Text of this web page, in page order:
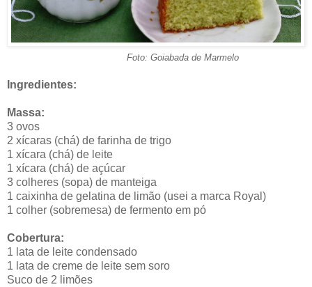
Foto: Goiabada de Marmelo
Ingredientes:
Massa:
3 ovos
2 xícaras (chá) de farinha de trigo
1 xícara (chá) de leite
1 xícara (chá) de açúcar
3 colheres (sopa) de manteiga
1 caixinha de gelatina de limão (usei a marca Royal)
1 colher (sobremesa) de fermento em pó
Cobertura:
1 lata de leite condensado
1 lata de creme de leite sem soro
Suco de 2 limões